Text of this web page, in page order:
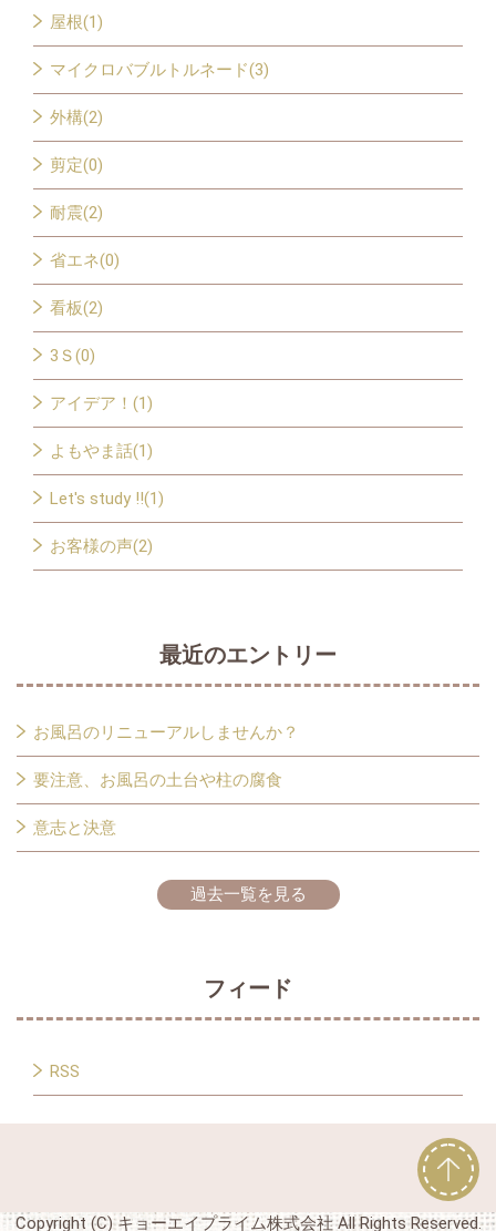
屋根(1)
マイクロバブルトルネード(3)
外構(2)
剪定(0)
耐震(2)
省エネ(0)
看板(2)
3Ｓ(0)
アイデア！(1)
よもやま話(1)
Let's study !!(1)
お客様の声(2)
最近のエントリー
お風呂のリニューアルしませんか？
要注意、お風呂の土台や柱の腐食
意志と決意
過去一覧を見る
フィード
RSS
Copyright (C) キョーエイプライム株式会社 All Rights Reserved.